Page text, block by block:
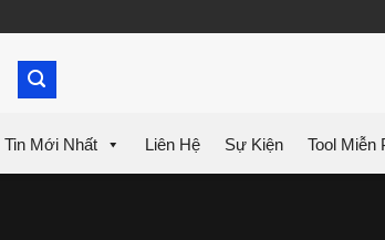
Tin Mới Nhất Liên Hệ Sự Kiện Tool Miễn